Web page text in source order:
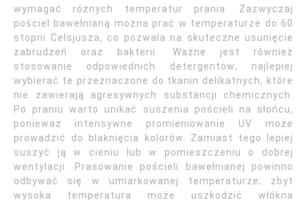
wymagać różnych temperatur prania. Zazwyczaj
pościel bawełnianą można prać w temperaturze do 60
stopni Celsjusza, co pozwala na skuteczne usunięcie
zabrudzeń oraz bakterii. Ważne jest również
stosowanie odpowiednich detergentów; najlepiej
wybierać te przeznaczone do tkanin delikatnych, które
nie zawierają agresywnych substancji chemicznych.
Po praniu warto unikać suszenia pościeli na słońcu,
ponieważ intensywne promieniowanie UV może
prowadzić do blaknięcia kolorów. Zamiast tego lepiej
suszyć ją w cieniu lub w pomieszczeniu o dobrej
wentylacji. Prasowanie pościeli bawełnianej powinno
odbywać się w umiarkowanej temperaturze; zbyt
wysoka temperatura może uszkodzić włókna